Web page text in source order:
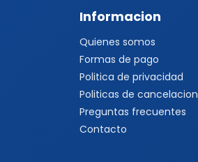
Informacion
Quienes somos
Formas de pago
Politica de privacidad
Politicas de cancelacion
Preguntas frecuentes
Contacto